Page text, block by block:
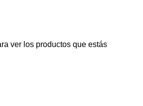
ver los productos que estás